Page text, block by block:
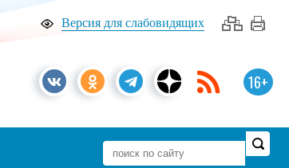
Версия для слабовидящих
16+